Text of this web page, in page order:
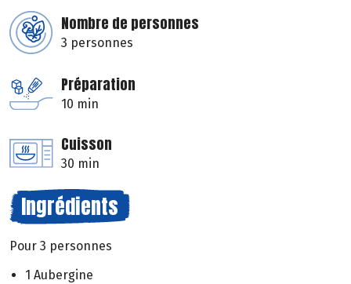
Nombre de personnes
3 personnes
Préparation
10 min
Cuisson
30 min
Ingrédients
Pour 3 personnes
1 Aubergine